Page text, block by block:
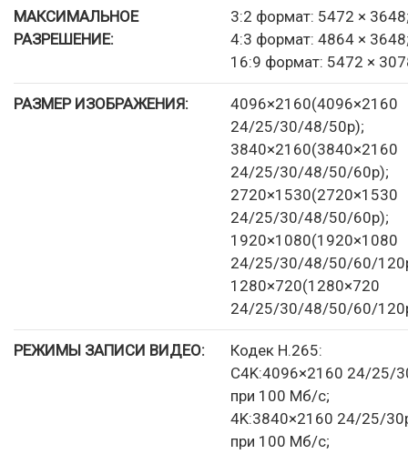
МАКСИМАЛЬНОЕ
РАЗРЕШЕНИЕ:
3:2 формат: 5472 ×
4:3 формат: 4864 ×
16:9 формат: 5472 ×
РАЗМЕР ИЗОБРАЖЕНИЯ:
4096×2160(4096×2160
24/25/30/48/50p);
3840×2160(3840×2160
24/25/30/48/50/60p);
2720×1530(2720×1530
24/25/30/48/50/60p);
1920×1080(1920×1080
24/25/30/48/50/60/
1280×720(1280×720
24/25/30/48/50/60/
РЕЖИМЫ ЗАПИСИ ВИДЕО:
Кодек H.265:
C4K:4096×2160 24/25/
при 100 Мб/с;
4K:3840×2160 24/25/
при 100 Мб/с;